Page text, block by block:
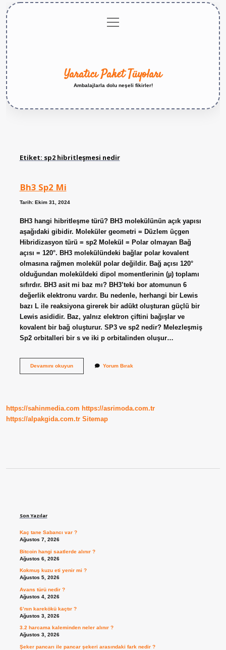
menüyü
aç
Yaratıcı Paket Tüyoları
Ambalajlarla dolu neşeli fikirler!
Etiket: sp2 hibritleşmesi nedir
Bh3 Sp2 Mi
Tarih: Ekim 31, 2024
BH3 hangi hibritleşme türü? BH3 molekülünün açık yapısı
aşağıdaki gibidir. Moleküler geometri = Düzlem üçgen
Hibridizasyon türü = sp2 Molekül = Polar olmayan Bağ
açısı = 120°. BH3 molekülündeki bağlar polar kovalent
olmasına rağmen molekül polar değildir. Bağ açısı 120°
olduğundan moleküldeki dipol momentlerinin (µ) toplamı
sıfırdır. BH3 asit mi baz mı? BH3’teki bor atomunun 6
değerlik elektronu vardır. Bu nedenle, herhangi bir Lewis
bazı L ile reaksiyona girerek bir adükt oluşturan güçlü bir
Lewis asididir. Baz, yalnız elektron çiftini bağışlar ve
kovalent bir bağ oluşturur. SP3 ve sp2 nedir? Melezleşmiş
Sp2 orbitalleri bir s ve iki p orbitalinden oluşur…
Devamını okuyunBh3
Yorum Bırak
https://sahinmedia.com https://asrimoda.com.tr
https://alpakgida.com.tr Sitemap
Son Yazılar
Kaç tane Sabancı var ?
Ağustos 7, 2026
Bitcoin hangi saatlerde alınır ?
Ağustos 6, 2026
Kokmuş kuzu eti yenir mi ?
Ağustos 5, 2026
Avans türü nedir ?
Ağustos 4, 2026
6’nın karekökü kaçtır ?
Ağustos 3, 2026
3.2 harcama kaleminden neler alınır ?
Ağustos 3, 2026
Şeker pancarı ile pancar şekeri arasındaki fark nedir ?